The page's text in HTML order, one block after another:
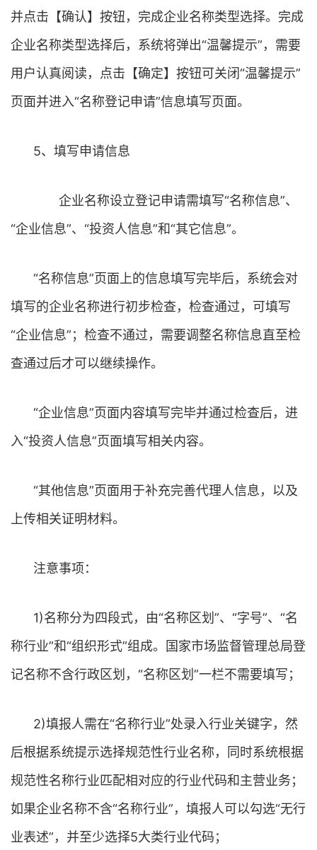
并点击【确认】按钮，完成企业名称类型选择。完成
企业名称类型选择后，系统将弹出“温馨提示”，需要
用户认真阅读，点击【确定】按钮可关闭“温馨提示”
页面并进入“名称登记申请”信息填写页面。
5、填写申请信息
企业名称设立登记申请需填写“名称信息”、
“企业信息”、“投资人信息”和“其它信息”。
“名称信息”页面上的信息填写完毕后，系统会对
填写的企业名称进行初步检查，检查通过，可填写
“企业信息”；检查不通过，需要调整名称信息直至检
查通过后才可以继续操作。
“企业信息”页面内容填写完毕并通过检查后，进
入“投资人信息”页面填写相关内容。
“其他信息”页面用于补充完善代理人信息，以及
上传相关证明材料。
注意事项：
1)名称分为四段式，由“名称区划”、“字号”、“名
称行业”和“组织形式”组成。国家市场监督管理总局登
记名称不含行政区划，“名称区划”一栏不需要填写；
2)填报人需在“名称行业”处录入行业关键字，然
后根据系统提示选择规范性行业名称，同时系统根据
规范性名称行业匹配相对应的行业代码和主营业务；
如果企业名称不含“名称行业”，填报人可以勾选“无行
业表述”，并至少选择5大类行业代码；